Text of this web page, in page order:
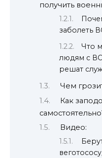
получить
заболеть
Что
людям с
решат
Чем
Как
Видео: